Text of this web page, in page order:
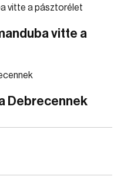
vitte a
Debrecennek